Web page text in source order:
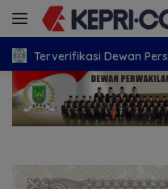
Langsung
Terverifikasi Dewan Pers